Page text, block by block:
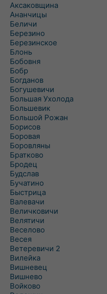
Аксаковщина
Ананчицы
Беличи
Березино
Березинское
Блонь
Бобовня
Бобр
Богданов
Богушевичи
Большая Ухолода
Большевик
Большой Рожан
Борисов
Боровая
Боровляны
Братково
Бродец
Будслав
Бучатино
Быстрица
Валевачи
Величковичи
Велятичи
Веселово
Весея
Ветеревичи 2
Вилейка
Вишневец
Вишнево
Войково